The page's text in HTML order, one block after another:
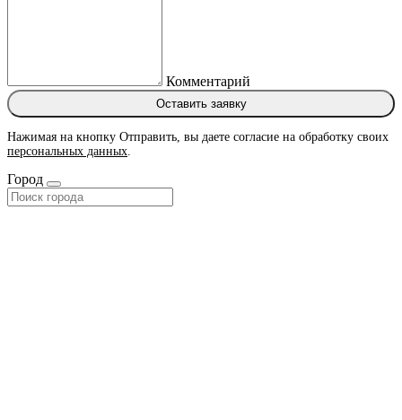
Комментарий
Оставить заявку
Нажимая на кнопку Отправить, вы даете согласие на обработку своих
персональных данных
Город